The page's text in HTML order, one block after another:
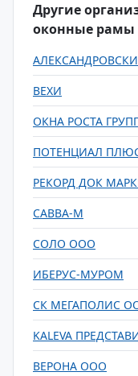
Другие
оконные рамы
ВЕХИ
ОКНА РОСТА
ПОТЕНЦИАЛ
РЕКОРД ДОК
САВВА-М
СОЛО ООО
ИБЕРУС-МУРОМ
СК МЕГАПОЛИС
KALEVA
ВЕРОНА ООО